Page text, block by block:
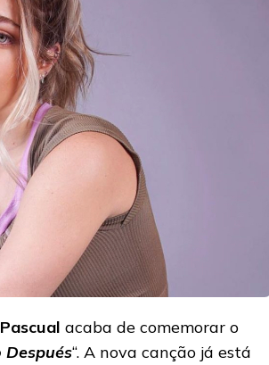
acaba de comemorar o
Después“. A nova canção já está